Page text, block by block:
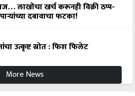
लाखोंचा खर्च करूनही विक्री ठप्प-
दबावाचा फटका!
उत्कृष्ट स्रोत : फिश फिलेट
More News